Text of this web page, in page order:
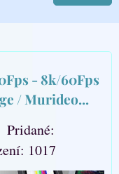
- 8k/60Fps
/ Murideo...
Pridané:
1017